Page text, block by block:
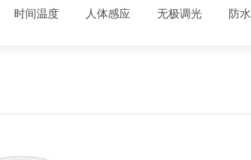
时间温度 人体感应 无极调光 防水